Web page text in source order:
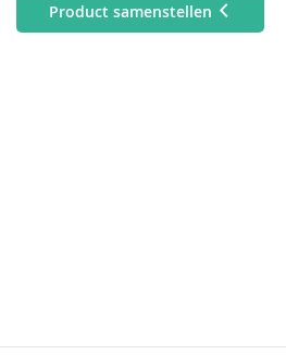
Product samenstellen